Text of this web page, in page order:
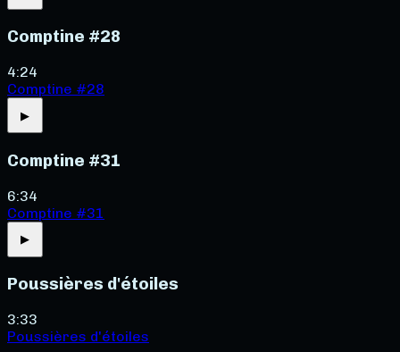
Comptine #28
4:24
Comptine #28
▶
Comptine #31
6:34
Comptine #31
▶
Poussières d'étoiles
3:33
Poussières d'étoiles